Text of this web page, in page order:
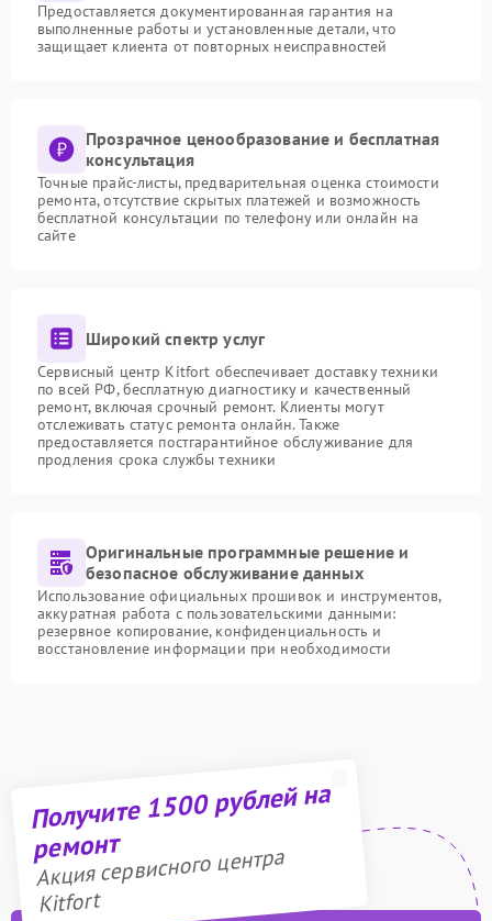
Предоставляется документированная гарантия на
выполненные работы и установленные детали, что
защищает клиента от повторных неисправностей
Прозрачное ценообразование и бесплатная
консультация
Точные прайс-листы, предварительная оценка стоимости
ремонта, отсутствие скрытых платежей и возможность
бесплатной консультации по телефону или онлайн на
сайте
Широкий спектр услуг
Сервисный центр Kitfort обеспечивает доставку техники
по всей РФ, бесплатную диагностику и качественный
ремонт, включая срочный ремонт. Клиенты могут
отслеживать статус ремонта онлайн. Также
предоставляется постгарантийное обслуживание для
продления срока службы техники
Оригинальные программные решение и
безопасное обслуживание данных
Использование официальных прошивок и инструментов,
аккуратная работа с пользовательскими данными:
резервное копирование, конфиденциальность и
восстановление информации при необходимости
Получите 1500 рублей на
ремонт
Акция сервисного центра
Kitfort